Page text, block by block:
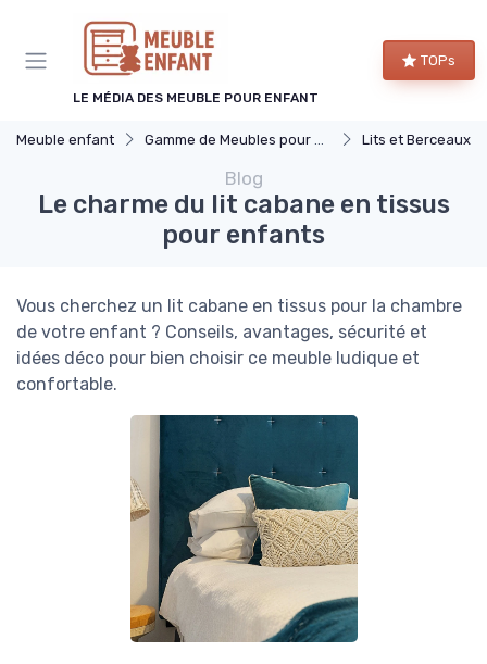
LE MÉDIA DES MEUBLE POUR ENFANT
TOPs
Meuble enfant Gamme de Meubles pour Enfants Lits et Berceaux
Blog
Le charme du lit cabane en tissus
pour enfants
Vous cherchez un lit cabane en tissus pour la chambre
de votre enfant ? Conseils, avantages, sécurité et
idées déco pour bien choisir ce meuble ludique et
confortable.